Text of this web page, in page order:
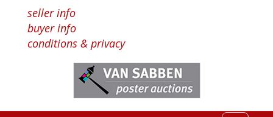
seller info
buyer info
conditions & privacy